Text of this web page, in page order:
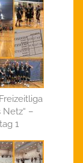
Netz“ –
1